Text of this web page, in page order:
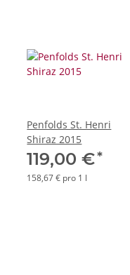
Penfolds St. Henri
Shiraz 2015
119,00 €*
158,67 € pro 1 l